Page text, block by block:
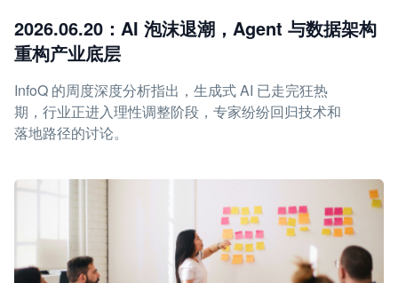
2026.06.20：AI 泡沫退潮，Agent 与数据架构
重构产业底层
InfoQ 的周度深度分析指出，生成式 AI 已走完狂热
期，行业正进入理性调整阶段，专家纷纷回归技术和
落地路径的讨论。